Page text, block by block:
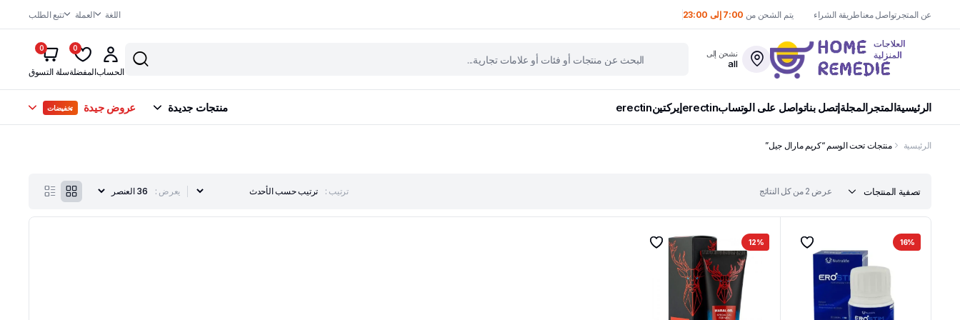
عن المتجرتواصل معناطريقة الشراء يتم الشحن من 7:00 إلى 23:00 اللغة العملة تتبع الطلب
نشحن إلى
all
الحساب
0
المفضلة
0
سلة التسوق
الرئيسيةالمتجر المجلةإتصل بناتواصل على الوتسابerectinإيركتينerectin منتجات جديدة عروض جيدة تخفيضات
الرئيسية منتجات تحت الوسم “كريم مارال جيل”
تصفية المنتجات عرض ⁦2⁩ من كل النتائج
تم
حسب
ترتيب : يعرض :
16%
12%